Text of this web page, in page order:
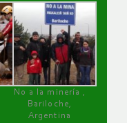
No a la minería ,
Bariloche,
Argentina